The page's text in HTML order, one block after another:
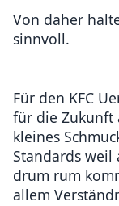
Von daher
sinnvoll.
Für den KFC
für die Zukunft
kleines
Standards
drum rum
allem